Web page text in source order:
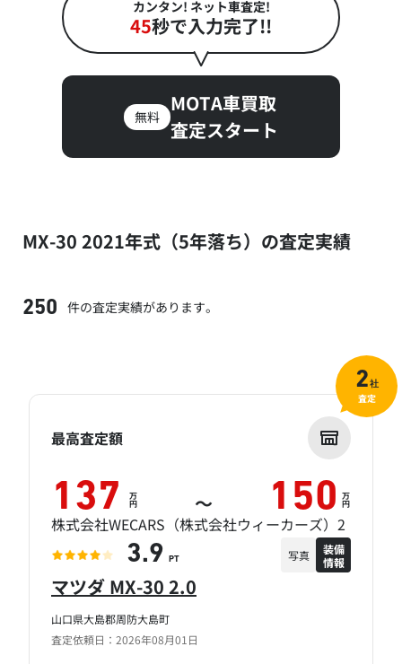
カンタン! ネット車査定!
45秒で入力完了!!
無料
MOTA車買取
査定スタート
MX-30 2021年式（5年落ち）の査定実績
250 件の査定実績があります。
山口県大島郡周防大島町
査定依頼日：2026年08月01日
マツダ MX-30 2.0
最高査定額
137 万
円 ～ 150 万
円
株式会社WECARS（株式会社ウィーカーズ）2
3.9 PT 写真
装備
情報
2社
査定